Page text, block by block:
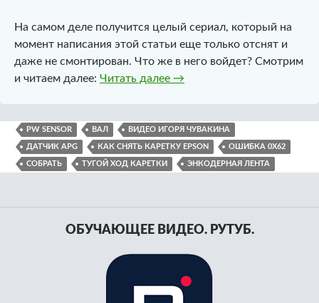
На самом деле получится целый сериал, который на
момент написания этой статьи еще только отснят и
даже не смонтирован. Что же в него войдет? Смотрим
и читаем далее: Читать далее Как снять каретку и вал
→
PW SENSOR ВАЛ ВИДЕО ИГОРЯ ЧУВАКИНА
ДАТЧИК APG КАК СНЯТЬ КАРЕТКУ EPSON ОШИБКА 0X62
СОБРАТЬ ТУГОЙ ХОД КАРЕТКИ ЭНКОДЕРНАЯ ЛЕНТА
ОБУЧАЮЩЕЕ ВИДЕО. РУТУБ.